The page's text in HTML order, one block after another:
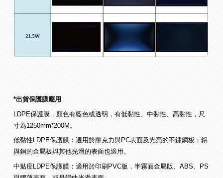
*出貨保護膜應用
LDPE保護膜，顏色有藍色或透明，有低黏性、中黏性、高黏性，尺
寸為1250mm*200M。
低黏性LDPE保護膜：適用於壓克力與PC表面及光亮的不鏽鋼板；鋁
與銅的金屬板與其他光滑的表面也適用。
中黏度LDPE保護膜：適用於印刷PVC版，半霧面金屬版、ABS、PS